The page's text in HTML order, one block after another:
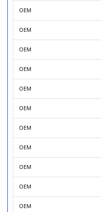
OEM
OEM
OEM
OEM
OEM
OEM
OEM
OEM
OEM
OEM
OEM